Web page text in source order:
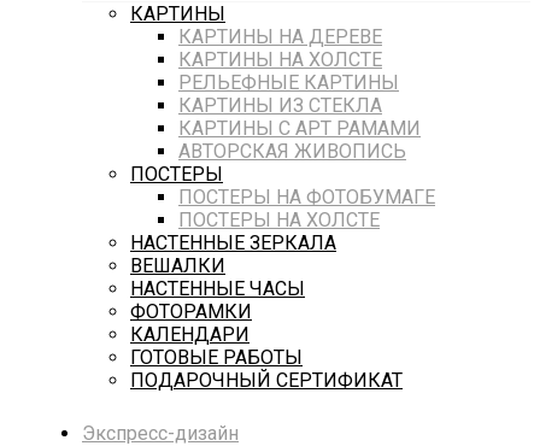
КАРТИНЫ
КАРТИНЫ НА ДЕРЕВЕ
КАРТИНЫ НА ХОЛСТЕ
РЕЛЬЕФНЫЕ КАРТИНЫ
КАРТИНЫ ИЗ СТЕКЛА
КАРТИНЫ С АРТ РАМАМИ
АВТОРСКАЯ ЖИВОПИСЬ
ПОСТЕРЫ
ПОСТЕРЫ НА ФОТОБУМАГЕ
ПОСТЕРЫ НА ХОЛСТЕ
НАСТЕННЫЕ ЗЕРКАЛА
ВЕШАЛКИ
НАСТЕННЫЕ ЧАСЫ
ФОТОРАМКИ
КАЛЕНДАРИ
ГОТОВЫЕ РАБОТЫ
ПОДАРОЧНЫЙ СЕРТИФИКАТ
Экспресс-дизайн